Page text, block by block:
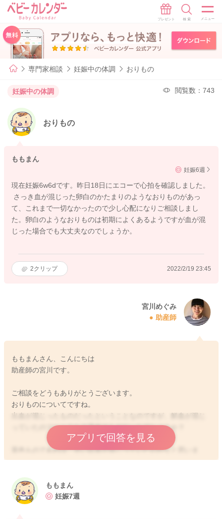
専門家相談 妊娠中の体調 おりもの
妊娠中の体調 閲覧数：743
おりもの
ももまん
妊娠6週
現在妊娠6w6dです。昨日18日にエコーで心拍を確認しました。
さっき血が混じった卵白のかたまりのようなおりものがあっ
て、これまで一切なかったので少し心配になりご相談しまし
た。卵白のようなおりものは初期によくあるようですが血が混
じった場合でも大丈夫なのでしょうか。
2クリップ 2022/2/19 23:45
宮川めぐみ
助産師
ももまんさん、こんにちは
助産師の宮川です。
ご相談をどうもありがとうございます。
おりものについてですね。
出血が混じったものだったということなのですが、鮮血が混じ
っていたのでしょうか？茶色のものだったでしょうか？
茶色ものであれば、古い出血が混じっていたのかなと思いま
す。
出血の程度がどんどん増えてくることがなければ、引き続き安
アプリで回答を見る
ももまん
妊娠7週